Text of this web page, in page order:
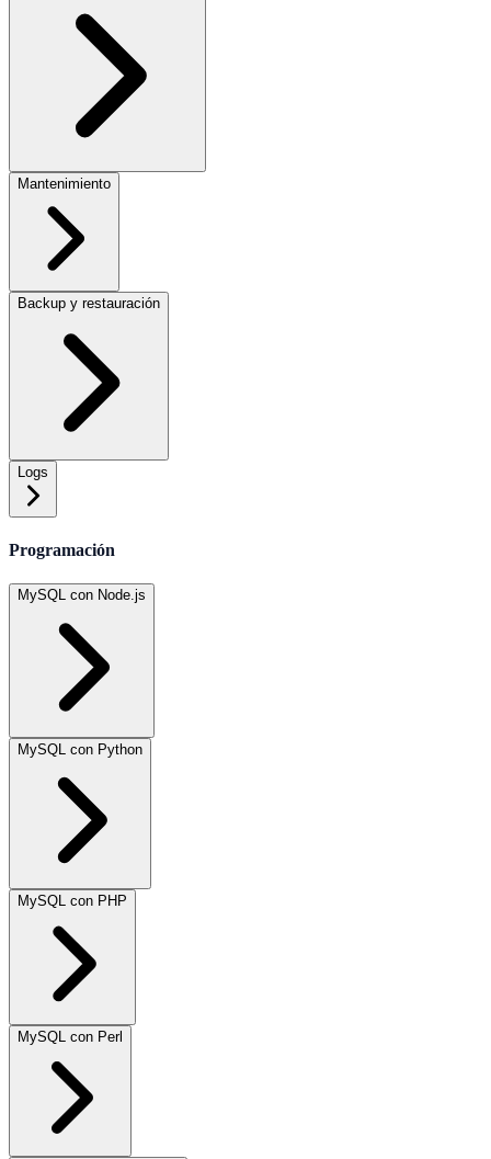
Mantenimiento
Backup y restauración
Logs
Programación
MySQL con Node.js
MySQL con Python
MySQL con PHP
MySQL con Perl